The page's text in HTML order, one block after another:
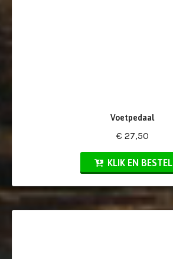
Voetpedaal
€ 27,50
KLIK EN BESTEL